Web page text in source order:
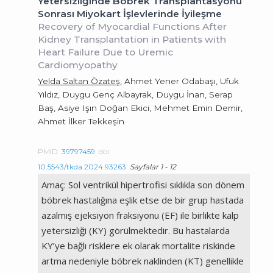
Sonrası Miyokart İşlevlerinde İyileşme
Recovery of Myocardial Functions After
Kidney Transplantation in Patients with
Heart Failure Due to Uremic
Cardiomyopathy
Yelda Saltan Özateş , Ahmet Yener Odabaşı, Ufuk
Yıldız, Duygu Genç Albayrak, Duygu İnan, Serap
Baş, Asiye Işın Doğan Ekici, Mehmet Emin Demir,
Ahmet İlker Tekkeşin
PMID:39797459 doi:
10.5543/tkda.2024.93263 Sayfalar 1 - 12
Amaç: Sol ventrikül hipertrofisi sıklıkla son dönem
böbrek hastalığına eşlik etse de bir grup hastada
azalmış ejeksiyon fraksiyonu (EF) ile birlikte kalp
yetersizliği (KY) görülmektedir. Bu hastalarda
KY’ye bağlı risklere ek olarak mortalite riskinde
artma nedeniyle böbrek naklinden (KT) genellikle